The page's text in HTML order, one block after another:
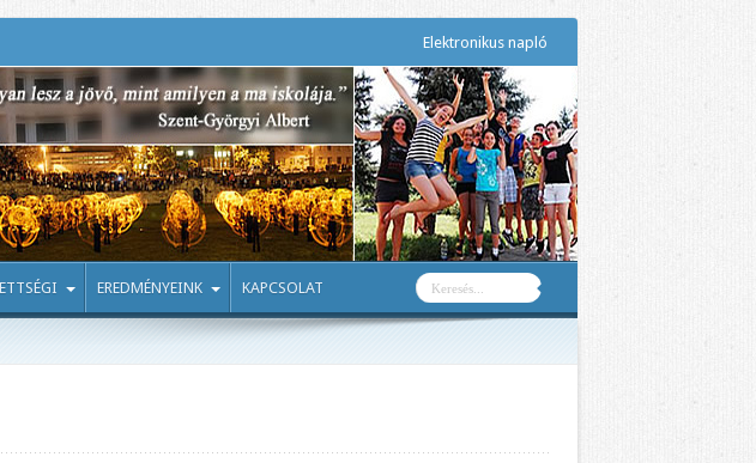
Elektronikus napló
EREDMÉNYEINK KAPCSOLAT